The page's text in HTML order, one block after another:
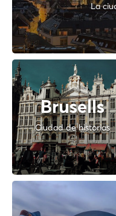
La
Brusells
Ciudad de historias